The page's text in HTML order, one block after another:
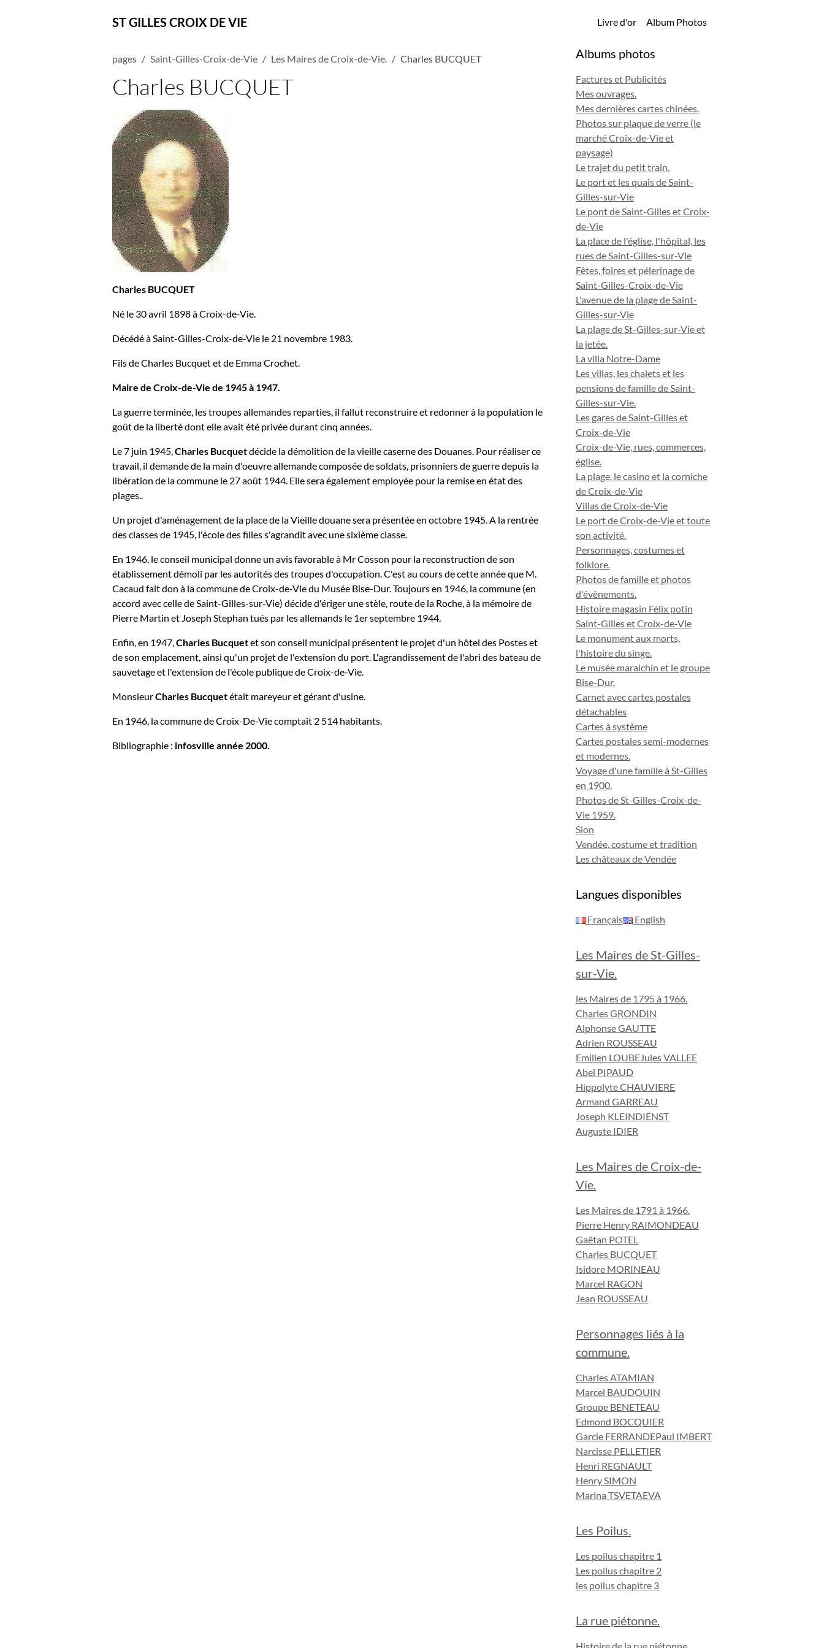
ST GILLES CROIX DE VIE Livre d'or Album Photos
pages Saint-Gilles-Croix-de-Vie Les Maires de Croix-de-Vie. Charles BUCQUET
Charles BUCQUET
Charles BUCQUET
Né le 30 avril 1898 à Croix-de-Vie.
Décédé à Saint-Gilles-Croix-de-Vie le 21 novembre 1983.
Fils de Charles Bucquet et de Emma Crochet.
Maire de Croix-de-Vie de 1945 à 1947.
La guerre terminée, les troupes allemandes reparties, il fallut reconstruire et redonner à la population le
goût de la liberté dont elle avait été privée durant cinq années.
Le 7 juin 1945,Charles Bucquetdécide la démolition de la vieille caserne des Douanes. Pour réaliser ce
travail, il demande de la main d'oeuvre allemande composée de soldats, prisonniers de guerre depuis la
libération de la commune le 27 août 1944. Elle sera également employée pour la remise en état des
plages..
Un projet d'aménagement de la place de la Vieille douane sera présentée en octobre 1945. A la rentrée
des classes de 1945, l'école des filles s'agrandit avec une sixième classe.
En 1946, le conseil municipal donne un avis favorable à Mr Cosson pour la reconstruction de son
établissement démoli par les autorités des troupes d'occupation. C'est au cours de cette année que M.
Cacaud fait don à la commune de Croix-de-Vie du Musée Bise-Dur. Toujours en 1946, la commune (en
accord avec celle de Saint-Gilles-sur-Vie) décide d'ériger une stèle, route de la Roche, à la mémoire de
Pierre Martin et Joseph Stephan tués par les allemands le 1er septembre 1944.
Enfin, en 1947,Charles Bucquetet son conseil municipal présentent le projet d'un hôtel des Postes et
de son emplacement, ainsi qu'un projet de l'extension du port. L'agrandissement de l'abri des bateau de
sauvetage et l'extension de l'école publique de Croix-de-Vie.
MonsieurCharles Bucquetétait mareyeur et gérant d'usine.
En 1946, la commune de Croix-De-Vie comptait 2 514 habitants.
Bibliographie : infosville année 2000.
Albums photos
Factures et Publicités
Mes ouvrages.
Mes dernières cartes chinées.
Photos sur plaque de verre (le
marché Croix-de-Vie et
paysage)
Le trajet du petit train.
Le port et les quais de Saint-
Gilles-sur-Vie
Le pont de Saint-Gilles et Croix-
de-Vie
La place de l'église, l'hôpital, les
rues de Saint-Gilles-sur-Vie
Fêtes, foires et pélerinage de
Saint-Gilles-Croix-de-Vie
L'avenue de la plage de Saint-
Gilles-sur-Vie
La plage de St-Gilles-sur-Vie et
la jetée.
La villa Notre-Dame
Les villas, les chalets et les
pensions de famille de Saint-
Gilles-sur-Vie.
Les gares de Saint-Gilles et
Croix-de-Vie
Croix-de-Vie, rues, commerces,
église.
La plage, le casino et la corniche
de Croix-de-Vie
Villas de Croix-de-Vie
Le port de Croix-de-Vie et toute
son activité.
Personnages, costumes et
folklore.
Photos de famille et photos
d'évènements.
Histoire magasin Félix potin
Saint-Gilles et Croix-de-Vie
Le monument aux morts,
l'histoire du singe.
Le musée maraichin et le groupe
Bise-Dur.
Carnet avec cartes postales
détachables
Cartes à système
Cartes postales semi-modernes
et modernes.
Voyage d'une famille à St-Gilles
en 1900.
Photos de St-Gilles-Croix-de-
Vie 1959.
Sion
Vendée, costume et tradition
Les châteaux de Vendée
Langues disponibles
Français English
Les Maires de St-Gilles-
sur-Vie.
les Maires de 1795 à 1966.
Charles GRONDIN
Alphonse GAUTTE
Adrien ROUSSEAU
Emilien LOUBEJules VALLEE
Abel PIPAUD
Hippolyte CHAUVIERE
Armand GARREAU
Joseph KLEINDIENST
Auguste IDIER
Les Maires de Croix-de-
Vie.
Les Maires de 1791 à 1966.
Pierre Henry RAIMONDEAU
Gaëtan POTEL
Charles BUCQUET
Isidore MORINEAU
Marcel RAGON
Jean ROUSSEAU
Personnages liés à la
commune.
Charles ATAMIAN
Marcel BAUDOUIN
Groupe BENETEAU
Edmond BOCQUIER
Garcie FERRANDEPaul IMBERT
Narcisse PELLETIER
Henri REGNAULT
Henry SIMON
Marina TSVETAEVA
Les Poilus.
Les poilus chapitre 1
Les poilus chapitre 2
les poilus chapitre 3
La rue piétonne.